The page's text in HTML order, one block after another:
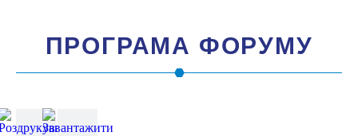
ПРОГРАМА ФОРУМУ